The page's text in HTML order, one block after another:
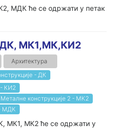
МДК ће се одржати у петак
МК1,МК,КИ2
Архитектура
- ДК
- КИ2
Металне конструкције 2 - МК2
МДК
МК1, МК2 ће се одржати у